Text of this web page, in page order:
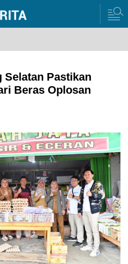
Selatan Pastikan
Beras Oplosan